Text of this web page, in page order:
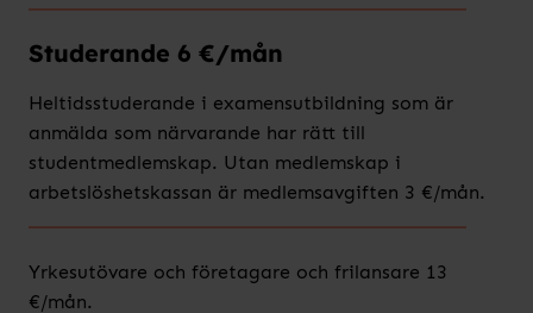
Studerande 6 €/mån
Heltidsstuderande i examensutbildning som är
anmälda som närvarande har rätt till
studentmedlemskap. Utan medlemskap i
arbetslöshetskassan är medlemsavgiften 3 €/mån.
Yrkesutövare och företagare och frilansare 13
€/mån.